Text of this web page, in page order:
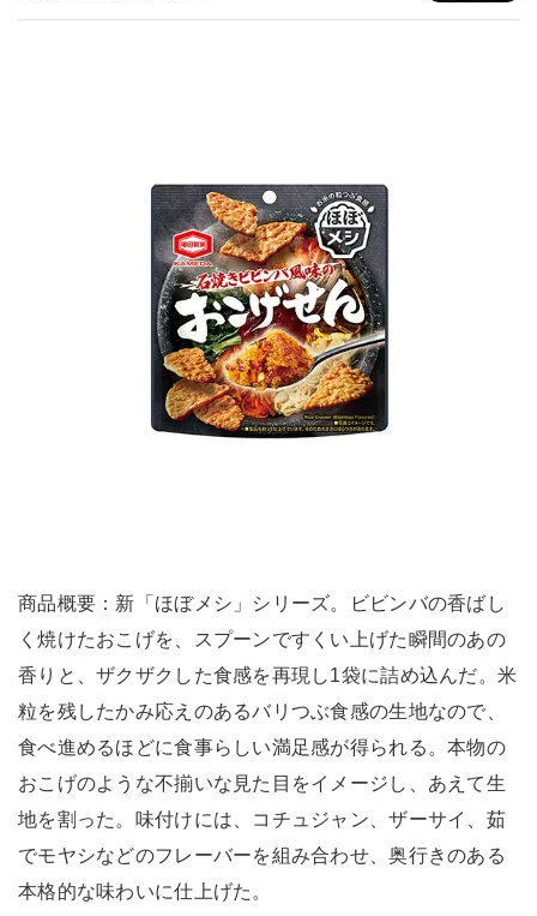
商品概要：新「ほぼメシ」シリーズ。ビビンバの香ばし
く焼けたおこげを、スプーンですくい上げた瞬間のあの
香りと、ザクザクした食感を再現し1袋に詰め込んだ。米
粒を残したかみ応えのあるバリつぶ食感の生地なので、
食べ進めるほどに食事らしい満足感が得られる。本物の
おこげのような不揃いな見た目をイメージし、あえて生
地を割った。味付けには、コチュジャン、ザーサイ、茹
でモヤシなどのフレーバーを組み合わせ、奥行きのある
本格的な味わいに仕上げた。